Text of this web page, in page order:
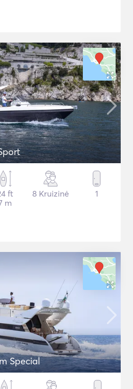
ft
m
8 Kruizinė 1
Special